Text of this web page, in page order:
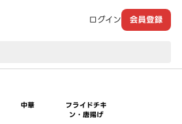
ログイン 会員登録
中華
フライドチキ
ン・唐揚げ